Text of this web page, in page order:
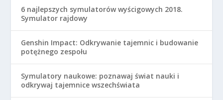
6 najlepszych symulatorów wyścigowych 2018.
Symulator rajdowy
Genshin Impact: Odkrywanie tajemnic i budowanie
potężnego zespołu
Symulatory naukowe: poznawaj świat nauki i
odkrywaj tajemnice wszechświata